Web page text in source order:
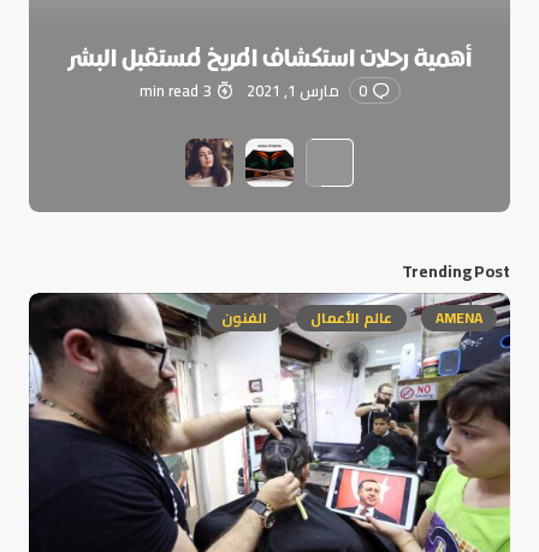
أهمية رحلات استكشاف المريخ لمستقبل البشر
0 مارس 1, 2021 3 min read
Trending Post
AMENA عالم الأعمال الفنون